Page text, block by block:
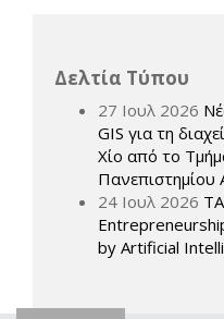
Δελτία Τύπου
27 Ιουλ 2026
GIS για τη
Χίο από το
Πανεπιστημίου
24 Ιουλ 2026
by Artificial